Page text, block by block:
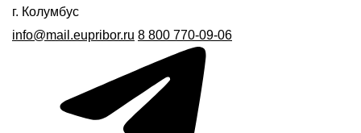
г. Колумбус
info@mail.eupribor.ru 8 800 770-09-06